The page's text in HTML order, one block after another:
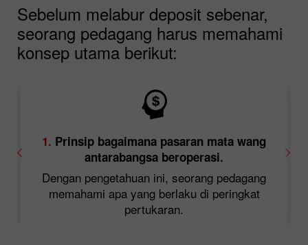
Sebelum melabur deposit sebenar,
seorang pedagang harus memahami
konsep utama berikut:
1. Prinsip bagaimana pasaran mata wang
antarabangsa beroperasi.
Dengan pengetahuan ini, seorang pedagang
memahami apa yang berlaku di peringkat
pertukaran.